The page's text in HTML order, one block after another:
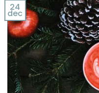
24
dec